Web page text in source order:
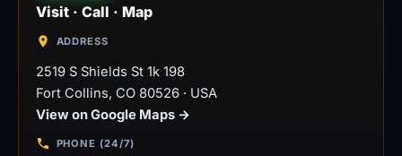
Visit · Call · Map
ADDRESS
2519 S Shields St 1k 198
Fort Collins, CO 80526 · USA
View on Google Maps →
PHONE (24/7)